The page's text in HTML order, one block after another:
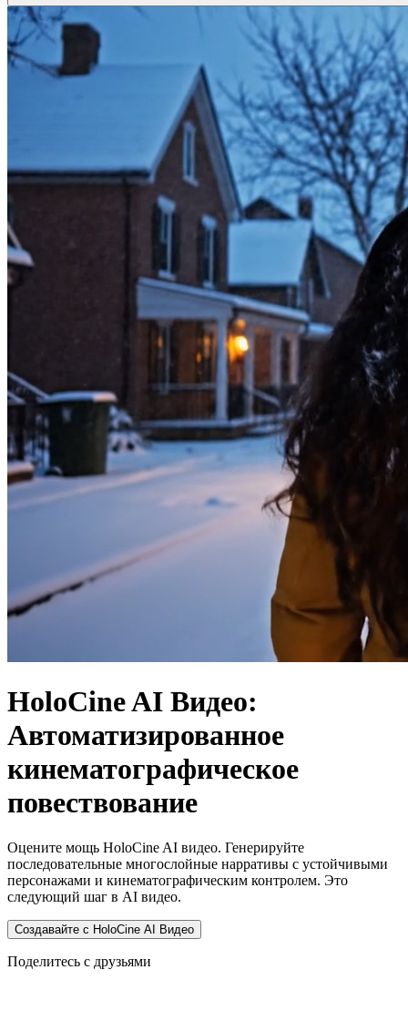
HoloCine AI Видео:
Автоматизированное
кинематографическое
повествование
Оцените мощь HoloCine AI видео. Генерируйте
последовательные многослойные нарративы с устойчивыми
персонажами и кинематографическим контролем. Это
следующий шаг в AI видео.
Создавайте с HoloCine AI Видео
Поделитесь с друзьями